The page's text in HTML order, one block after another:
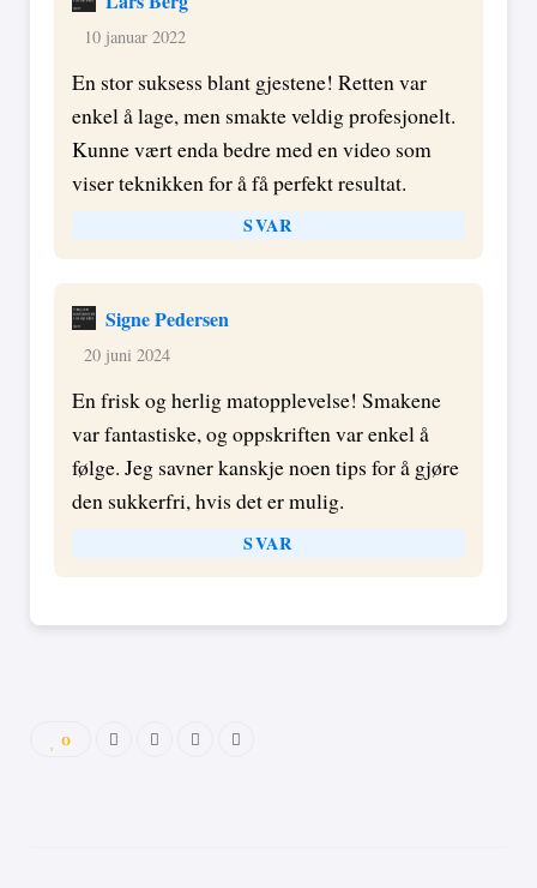
10 januar 2022
En stor suksess blant gjestene! Retten var
enkel å lage, men smakte veldig profesjonelt.
Kunne vært enda bedre med en video som
viser teknikken for å få perfekt resultat.
SVAR
Signe Pedersen
20 juni 2024
En frisk og herlig matopplevelse! Smakene
var fantastiske, og oppskriften var enkel å
følge. Jeg savner kanskje noen tips for å gjøre
den sukkerfri, hvis det er mulig.
SVAR
0